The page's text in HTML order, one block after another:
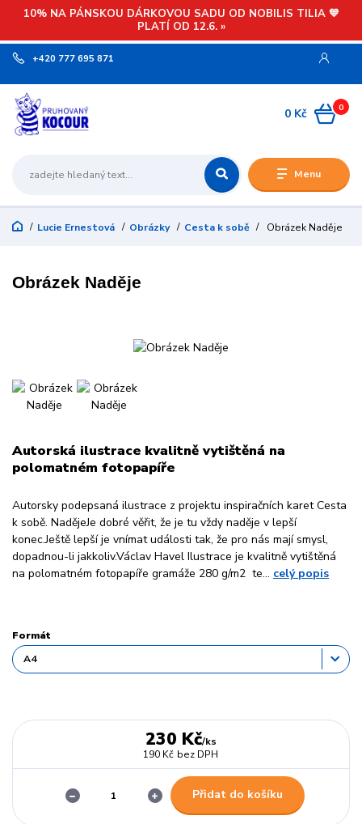
10% NA PÁNSKOU DÁRKOVOU SADU OD NOBILIS TILIA 💙
PLATÍ OD 12.6. »
Menu
+420 777 695 871
0
0 Kč
Lucie Ernestová Obrázky Cesta k sobě Obrázek Naděje
Obrázek Naděje
Autorská ilustrace kvalitně vytištěná na
polomatném fotopapíře
Autorsky podepsaná ilustrace z projektu inspiračních karet Cesta
k sobě. NadějeJe dobré věřit, že je tu vždy naděje v lepší
konec.Ještě lepší je vnímat události tak, že pro nás mají smysl,
dopadnou-li jakkoliv.Václav Havel Ilustrace je kvalitně vytištěná
na polomatném fotopapíře gramáže 280 g/m2 te... celý popis
Formát
230 Kč/ks
190 Kč bez DPH
Přidat do košíku